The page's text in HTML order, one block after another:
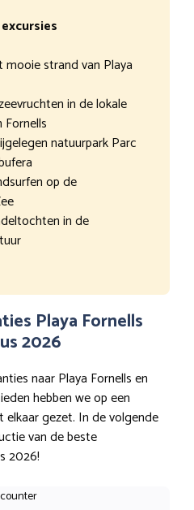
strand van Playa
in de lokale
natuurpark Parc
op de
in de
Playa Fornells
2026
naar Playa Fornells en
hebben we op een
elkaar gezet. In de volgende
van de beste
2026!